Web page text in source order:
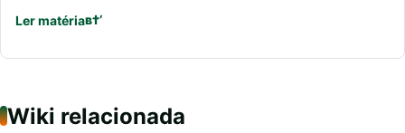
Ler matéria
Wiki relacionada